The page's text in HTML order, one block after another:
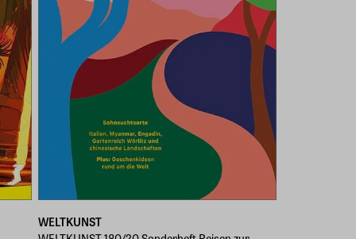
WELTKUNST